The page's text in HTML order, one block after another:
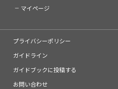
マイページ
プライバシーポリシー
ガイドライン
ガイドブックに投稿する
お問い合わせ